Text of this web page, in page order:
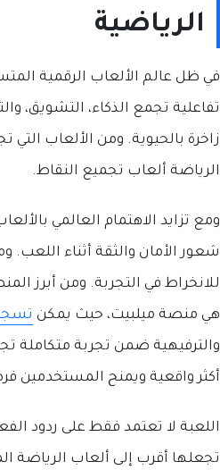
الرياضية
في ظل عالم الألعاب الرقمية
تفاعلية تجمع الذكاء، التشويق،
الرياضة ألعاب تجميع النقاط.
ومع تزايد الاهتمام العالمي
شعور الأمان والثقة أثناء
للانخراط في التجربة. ومن أبرز
هي منصة ميلبيت، حيث يمكن
والترفيهية ضمن تجربة متكاملة
أكثر واقعية ويمنح المستخدمين
اللعبة لا تعتمد فقط على ردود
تجعلها أقرب إلى ألعاب الرياضة